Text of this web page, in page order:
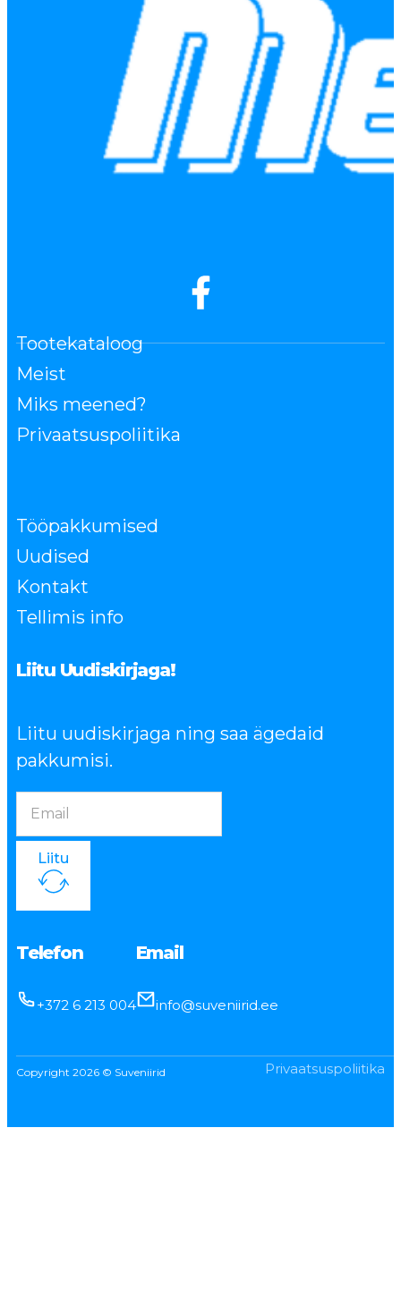
Tootekataloog
Meist
Miks meened?
Privaatsuspoliitika
Tööpakkumised
Uudised
Kontakt
Tellimis info
Liitu Uudiskirjaga!
Liitu uudiskirjaga ning saa ägedaid
pakkumisi.
Liitu
Telefon
+372 6 213 004
Email
info@suveniirid.ee
Copyright 2026 © Suveniirid Privaatsuspoliitika